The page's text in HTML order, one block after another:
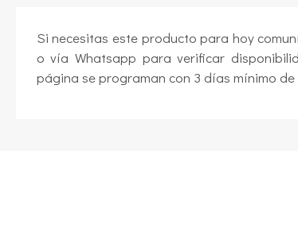
Si necesitas este producto para hoy
o vía Whatsapp para verificar
página se programan con 3 días mínimo